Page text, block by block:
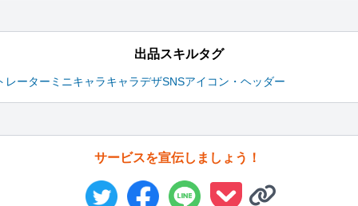
出品スキルタグ
レーター ミニキャラキャラデザSNSアイコン・ヘッダー
サービスを宣伝しましょう！